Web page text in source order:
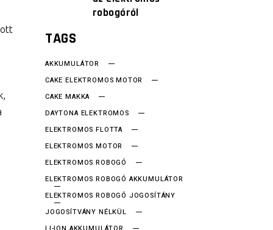
robogóról
TAGS
AKKUMULÁTOR
CAKE ELEKTROMOS MOTOR
CAKE MAKKA
DAYTONA ELEKTROMOS
ELEKTROMOS FLOTTA
ELEKTROMOS MOTOR
ELEKTROMOS ROBOGÓ
ELEKTROMOS ROBOGÓ AKKUMULÁTOR
ELEKTROMOS ROBOGÓ JOGOSÍTÁNY
JOGOSÍTVÁNY NÉLKÜL